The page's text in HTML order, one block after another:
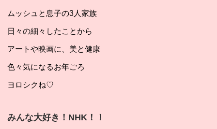
ムッシュと息子の3人家族
日々の細々したことから
アートや映画に、美と健康
色々気になるお年ごろ
ヨロシクね♡
みんな大好き！NHK！！